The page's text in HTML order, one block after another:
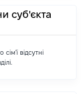
суб'єкта
відсутні